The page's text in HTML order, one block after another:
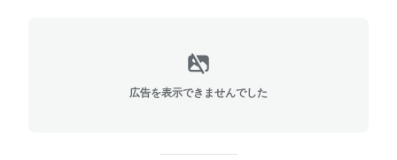
広告を表示できませんでした